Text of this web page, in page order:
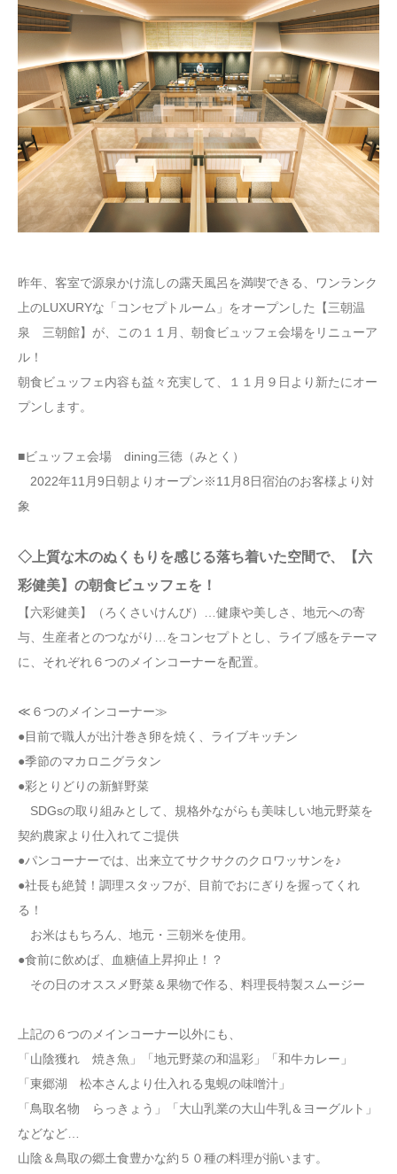
昨年、客室で源泉かけ流しの露天風呂を満喫できる、ワンランク
上のLUXURYな「コンセプトルーム」をオープンした【三朝温
泉 三朝館】が、この１１月、朝食ビュッフェ会場をリニューア
ル！
朝食ビュッフェ内容も益々充実して、１１月９日より新たにオー
プンします。
■ビュッフェ会場 dining三徳（みとく）
2022年11月9日朝よりオープン※11月8日宿泊のお客様より対
象
◇上質な木のぬくもりを感じる落ち着いた空間で、【六
彩健美】の朝食ビュッフェを！
【六彩健美】（ろくさいけんび）…健康や美しさ、地元への寄
与、生産者とのつながり…をコンセプトとし、ライブ感をテーマ
に、それぞれ６つのメインコーナーを配置。
≪６つのメインコーナー≫
●目前で職人が出汁巻き卵を焼く、ライブキッチン
●季節のマカロニグラタン
●彩とりどりの新鮮野菜
SDGsの取り組みとして、規格外ながらも美味しい地元野菜を
契約農家より仕入れてご提供
●パンコーナーでは、出来立てサクサクのクロワッサンを♪
●社長も絶賛！調理スタッフが、目前でおにぎりを握ってくれ
る！
お米はもちろん、地元・三朝米を使用。
●食前に飲めば、血糖値上昇抑止！？
その日のオススメ野菜＆果物で作る、料理長特製スムージー
上記の６つのメインコーナー以外にも、
「山陰獲れ 焼き魚」「地元野菜の和温彩」「和牛カレー」
「東郷湖 松本さんより仕入れる鬼蜆の味噌汁」
「鳥取名物 らっきょう」「大山乳業の大山牛乳＆ヨーグルト」
などなど…
山陰＆鳥取の郷土食豊かな約５０種の料理が揃います。